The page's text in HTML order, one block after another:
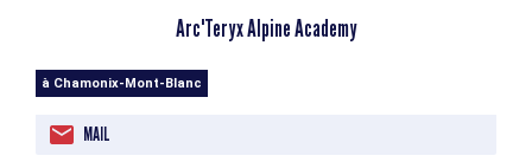
Arc'Teryx Alpine Academy
à Chamonix-Mont-Blanc
MAIL